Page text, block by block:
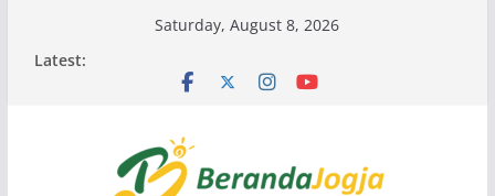
Saturday, August 8, 2026
Latest: